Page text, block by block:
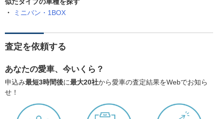
ミニバン・1BOX
査定を依頼する
あなたの愛車、今いくら？
申込み最短3時間後に最大20社から愛車の査定結果をWebでお知ら
せ！